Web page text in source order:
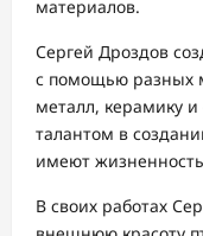
материалов.
Сергей Дроздов
с помощью разных
металл, керамику
талантом в
имеют
В своих работах